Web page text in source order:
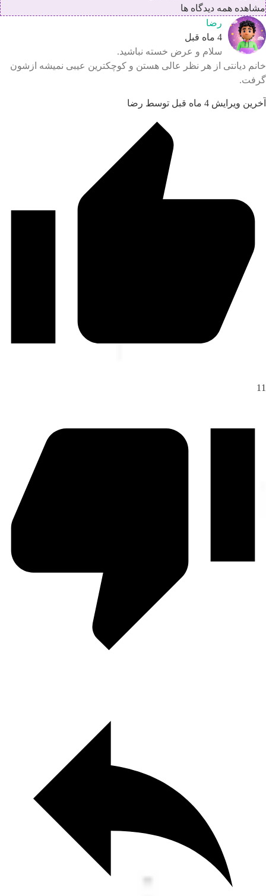
همه دیدگاه ها
رضا
سلام و عرض خسته نباشید.
دیانتی از هر نظر عالی هستن و کوچکترین عیبی نمیشه ازشون
ویرایش 4 ماه قبل توسط رضا